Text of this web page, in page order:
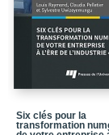
Six clés pour la
transformation